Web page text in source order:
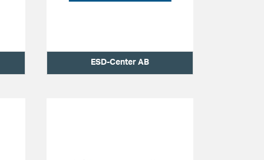
ESD-Center AB